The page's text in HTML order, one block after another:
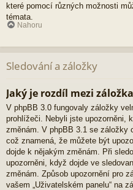
které pomocí různých možnosti
témata.
Nahoru
Sledování a záložky
Jaký je rozdíl mezi
V phpBB 3.0 fungovaly záložky
prohlížeči. Nebyli jste upozorněni,
změnám. V phpBB 3.1 se záložky
což znamená, že můžete být
dojde k nějakým změnám. Při
upozorněni, když dojde ve
změnám. Způsob upozornění pro
vašem „Uživatelském panelu“ na